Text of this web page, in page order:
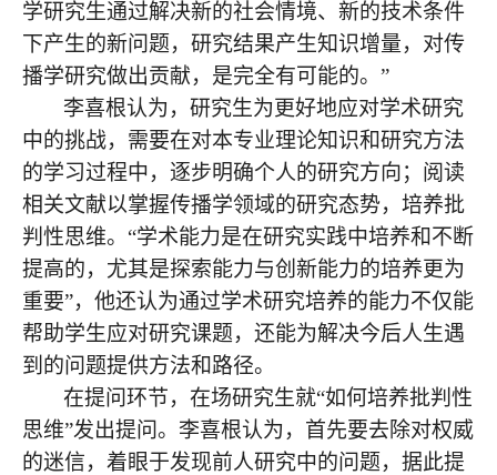
学研究生通过解决新的社会情境、新的技术条件
下产生的新问题，研究结果产生知识增量，对传
播学研究做出贡献，是完全有可能的。”
李喜根认为，研究生为更好地应对学术研究
中的挑战，需要在对本专业理论知识和研究方法
的学习过程中，逐步明确个人的研究方向；阅读
相关文献以掌握传播学领域的研究态势，培养批
判性思维。 “学术能力是在研究实践中培养和不断
提高的，尤其是探索能力与创新能力的培养更为
重要”，他还认为通过学术研究培养的能力不仅能
帮助学生应对研究课题，还能为解决今后人生遇
到的问题提供方法和路径。
在提问环节，在场研究生就“如何培养批判性
思维”发出提问。李喜根认为，首先要去除对权威
的迷信，着眼于发现前人研究中的问题，据此提